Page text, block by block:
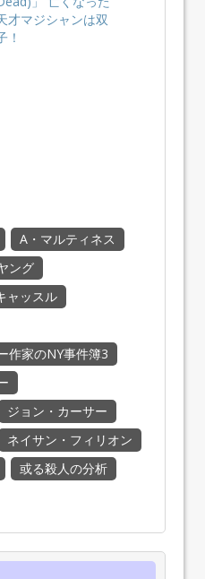
才マジシャンは双
！
A・マルティネス
ング
ャッスル
家のNY事件簿3
ジョン・カーサー
ネイサン・フィリオン
或る殺人の分析